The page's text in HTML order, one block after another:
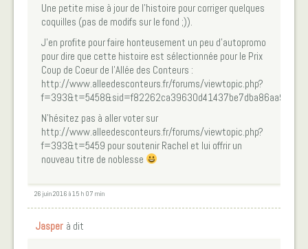
Une petite mise à jour de l’histoire pour corriger quelques
coquilles (pas de modifs sur le fond ;)).
J’en profite pour faire honteusement un peu d’autopromo
pour dire que cette histoire est sélectionnée pour le Prix
Coup de Coeur de l’Allée des Conteurs :
http://www.alleedesconteurs.fr/forums/viewtopic.php?
f=393&t=5458&sid=f82262ca39630d41437be7dba86aa961
N’hésitez pas à aller voter sur
http://www.alleedesconteurs.fr/forums/viewtopic.php?
f=393&t=5459 pour soutenir Rachel et lui offrir un
nouveau titre de noblesse
26 juin 2016 à 15 h 07 min
Jasper à dit